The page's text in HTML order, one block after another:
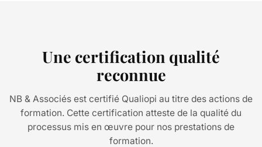
Une certification qualité
reconnue
NB & Associés est certifié Qualiopi au titre des actions de
formation. Cette certification atteste de la qualité du
processus mis en œuvre pour nos prestations de
formation.